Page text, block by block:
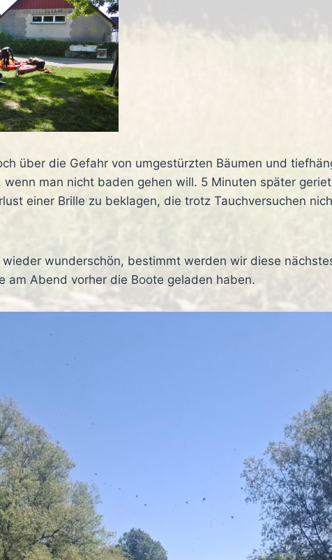
über die Gefahr von umgestürzten Bäumen und
man nicht baden gehen will. 5 Minuten später
einer Brille zu beklagen, die trotz Tauchversuchen
wunderschön, bestimmt werden wir diese
am Abend vorher die Boote geladen haben.